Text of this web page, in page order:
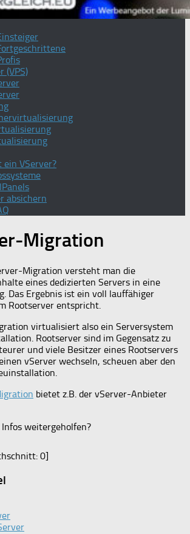
(VPS)
ein VServer?
absichern
Migration
Migration versteht man die
eines dedizierten Servers in eine
Das Ergebnis ist ein voll lauffähiger
Rootserver entspricht.
virtualisiert also ein Serversystem
Rootserver sind im Gegensatz zu
und viele Besitzer eines Rootservers
vServer wechseln, scheuen aber den
bietet z.B. der vServer-Anbieter
weitergeholfen?
0]